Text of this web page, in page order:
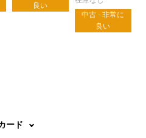
良い
中古 - 非常に
良い
ード